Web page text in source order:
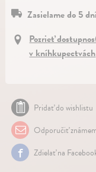
Zasielame do 5
Pozrieť
v kníhkupectvách
Pridať do wishlistu
Odporučiť
Zdielať na